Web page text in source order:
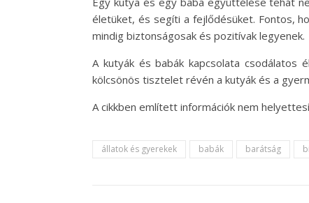
életüket, és segíti a fejlődésüket. Fontos,
mindig biztonságosak és pozitívak legyenek.
A kutyák és babák kapcsolata
kölcsönös tisztelet révén a kutyák és a
A cikkben említett információk nem
állatok és gyerekek babák barátság